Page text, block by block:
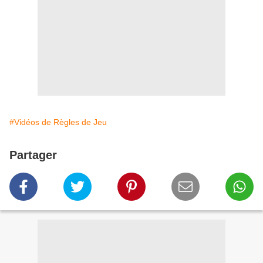
#Vidéos de Règles de Jeu
Partager